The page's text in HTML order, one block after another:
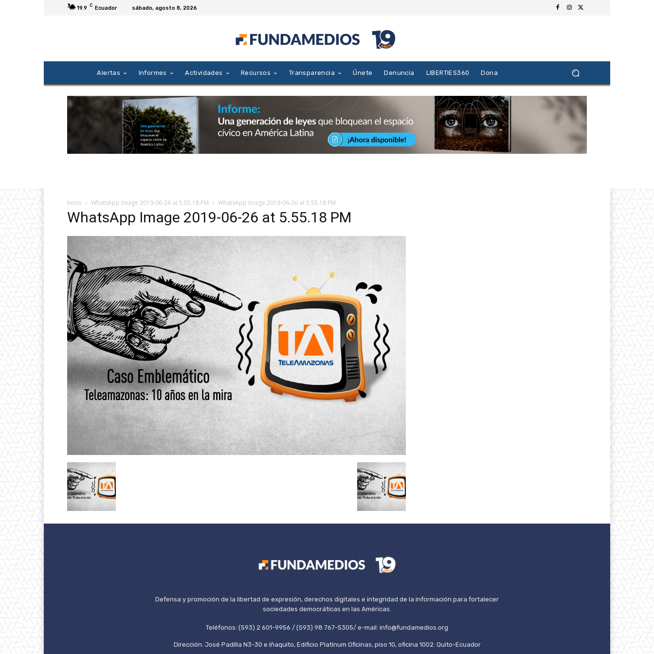
19.9 C Ecuador sábado, agosto 8, 2026
Alertas Informes Actividades Recursos Transparencia Únete Denuncia LIBERTIES360 Dona
Inicio WhatsApp Image 2019-06-26 at 5.55.18 PM WhatsApp Image 2019-06-26 at 5.55.18 PM
WhatsApp Image 2019-06-26 at 5.55.18 PM
Defensa y promoción de la libertad de expresión, derechos digitales e integridad de la información para fortalecer
sociedades democráticas en las Américas.
Teléfonos: (593) 2 601-9956 / (593) 98 767-5305/ e-mail: info@fundamedios.org
Dirección: José Padilla N3-30 e Iñaquito, Edificio Platinum Oficinas, piso 10, oficina 1002. Quito-Ecuador